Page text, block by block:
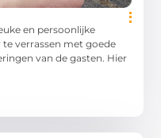
en persoonlijke
verrassen met goede
van de gasten. Hier